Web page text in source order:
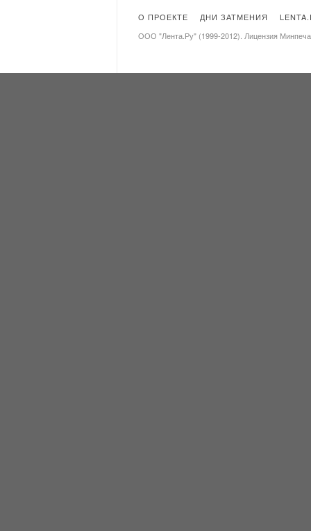
О ПРОЕКТЕ ДНИ ЗАТМЕНИЯ
ООО "Лента.Ру" (1999-2012). Лицензия